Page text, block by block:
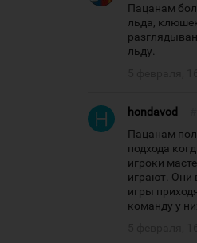
Пацанам
льда,
льду.
hondavod
Пацанам
подхода
игроки
играют. Они
игры
команду у